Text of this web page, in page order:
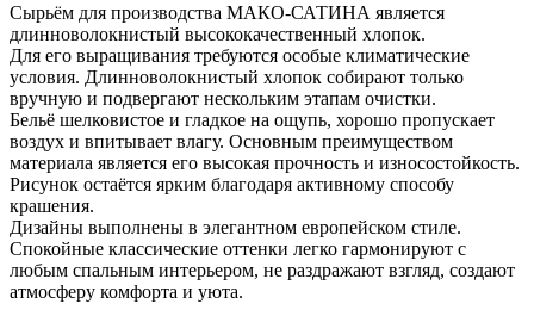
Сырьём для производства МАКО-САТИНА является
длинноволокнистый высококачественный хлопок.
Для его выращивания требуются особые климатические
условия. Длинноволокнистый хлопок собирают только
вручную и подвергают нескольким этапам очистки.
Бельё шелковистое и гладкое на ощупь, хорошо пропускает
воздух и впитывает влагу. Основным преимуществом
материала является его высокая прочность и износостойкость.
Рисунок остаётся ярким благодаря активному способу
крашения.
Дизайны выполнены в элегантном европейском стиле.
Спокойные классические оттенки легко гармонируют с
любым спальным интерьером, не раздражают взгляд, создают
атмосферу комфорта и уюта.